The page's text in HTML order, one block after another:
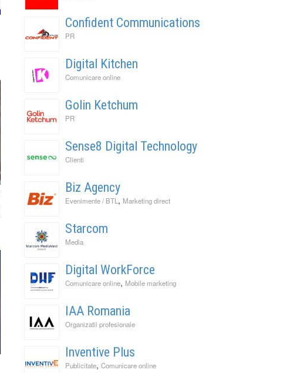
Confident Communications
PR
Digital Kitchen
Comunicare online
Golin Ketchum
PR
Sense8 Digital Technology
Clienti
Biz Agency
Evenimente / BTL , Marketing direct
Starcom
Media
Digital WorkForce
Comunicare online, Mobile marketing
IAA Romania
Organizatii profesionale
Inventive Plus
Publicitate, Comunicare online